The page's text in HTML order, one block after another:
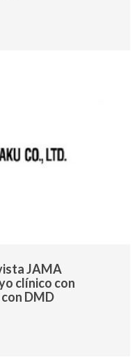
JAMA
clínico con
DMD